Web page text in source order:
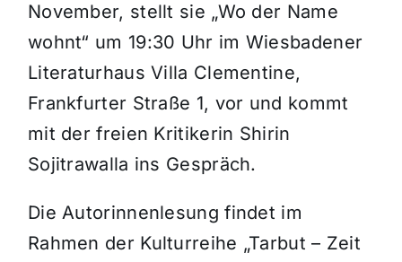
November, stellt sie „Wo der Name
wohnt“ um 19:30 Uhr im Wiesbadener
Literaturhaus Villa Clementine,
Frankfurter Straße 1, vor und kommt
mit der freien Kritikerin Shirin
Sojitrawalla ins Gespräch.
Die Autorinnenlesung findet im
Rahmen der Kulturreihe „Tarbut – Zeit